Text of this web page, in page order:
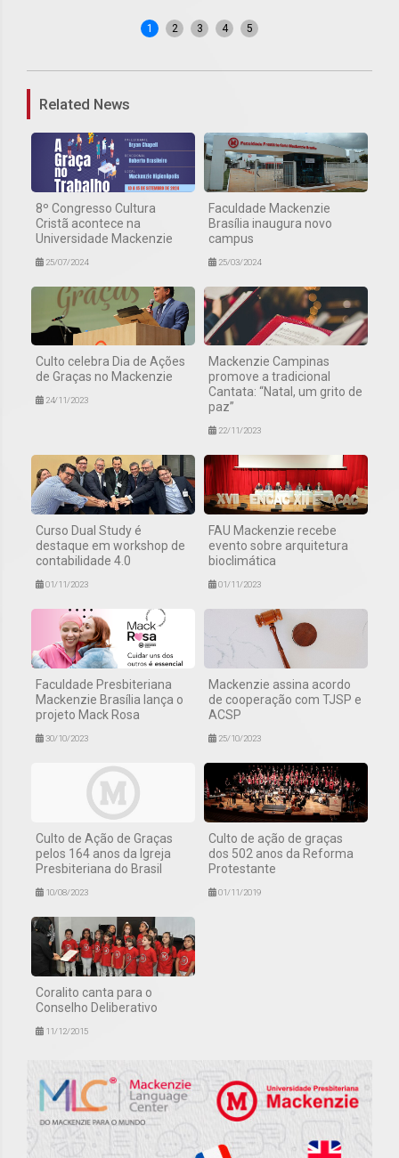
1 2 3 4 5
Related News
8º Congresso Cultura
Cristã acontece na
Universidade Mackenzie
25/07/2024
Faculdade Mackenzie
Brasília inaugura novo
campus
25/03/2024
Culto celebra Dia de Ações
de Graças no Mackenzie
24/11/2023
Mackenzie Campinas
promove a tradicional
Cantata: “Natal, um grito de
paz”
22/11/2023
Curso Dual Study é
destaque em workshop de
contabilidade 4.0
01/11/2023
FAU Mackenzie recebe
evento sobre arquitetura
bioclimática
01/11/2023
Faculdade Presbiteriana
Mackenzie Brasília lança o
projeto Mack Rosa
30/10/2023
Mackenzie assina acordo
de cooperação com TJSP e
ACSP
25/10/2023
Culto de Ação de Graças
pelos 164 anos da Igreja
Presbiteriana do Brasil
10/08/2023
Culto de ação de graças
dos 502 anos da Reforma
Protestante
01/11/2019
Coralito canta para o
Conselho Deliberativo
11/12/2015